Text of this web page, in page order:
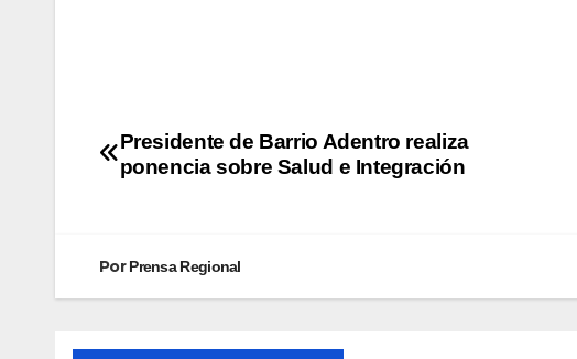
Presidente de Barrio Adentro realiza
ponencia sobre Salud e Integración
PorPrensa Regional